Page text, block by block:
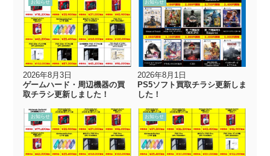
お知らせ
2026年8月3日
ゲームハード・周辺機器の買
取チラシ更新しました！
お知らせ
2026年8月1日
PS5ソフト買取チラシ更新しま
した！
お知らせ お知らせ